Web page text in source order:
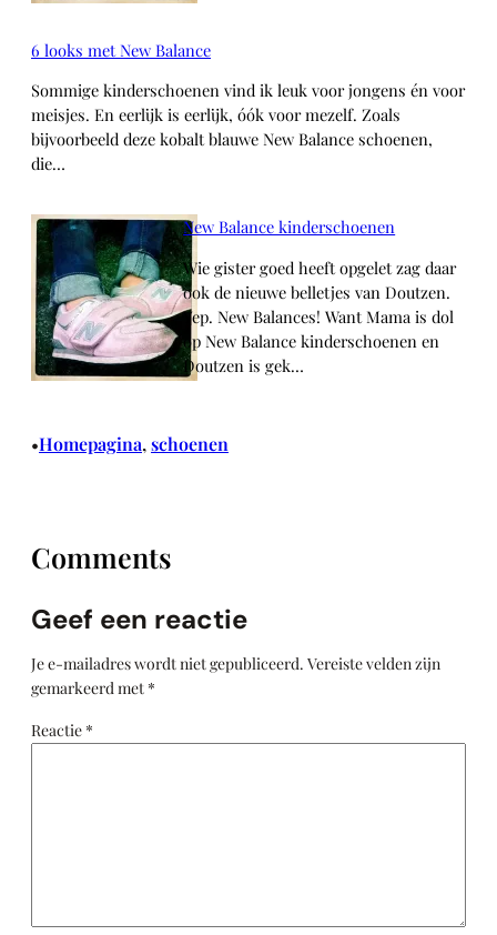
6 looks met New Balance
Sommige kinderschoenen vind ik leuk voor jongens én voor
meisjes. En eerlijk is eerlijk, óók voor mezelf. Zoals
bijvoorbeeld deze kobalt blauwe New Balance schoenen,
die…
New Balance kinderschoenen
Wie gister goed heeft opgelet zag daar
ook de nieuwe belletjes van Doutzen.
Yep. New Balances! Want Mama is dol
op New Balance kinderschoenen en
Doutzen is gek…
•Homepagina, schoenen
Comments
Geef een reactie
Je e-mailadres wordt niet gepubliceerd. Vereiste velden zijn
gemarkeerd met *
Reactie *